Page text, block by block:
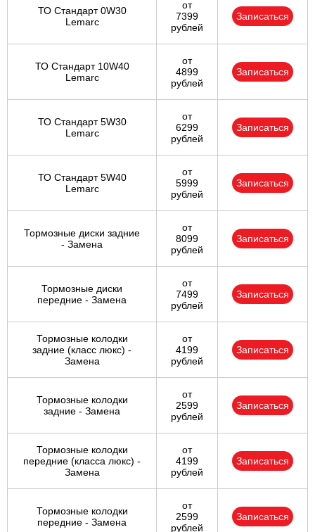
ТО Стандарт 0W30
Lemarc
от
7399
рублей
Записаться
ТО Стандарт 10W40
Lemarc
от
4899
рублей
Записаться
ТО Стандарт 5W30
Lemarc
от
6299
рублей
Записаться
ТО Стандарт 5W40
Lemarc
от
5999
рублей
Записаться
Тормозные диски задние
- Замена
от
8099
рублей
Записаться
Тормозные диски
передние - Замена
от
7499
рублей
Записаться
Тормозные колодки
задние (класс люкс) -
Замена
от
4199
рублей
Записаться
Тормозные колодки
задние - Замена
от
2599
рублей
Записаться
Тормозные колодки
передние (класса люкс) -
Замена
от
4199
рублей
Записаться
Тормозные колодки
передние - Замена
от
2599
рублей
Записаться